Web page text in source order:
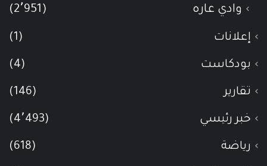
وادي عاره (2٬951)
إعلانات (1)
بودكاست (4)
تقارير (146)
خبر رئيسي (4٬493)
رياضة (618)